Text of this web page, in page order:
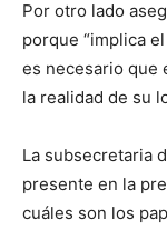
Por otro lado
porque “implica
es necesario que
la realidad de su
La subsecretaria
presente en la
cuáles son los